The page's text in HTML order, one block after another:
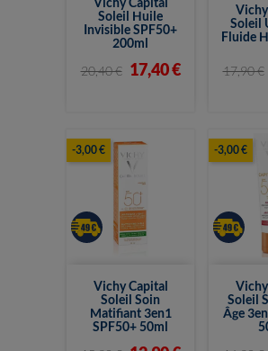
Soleil Huile
Invisible SPF50+
200ml
20,40 € 17,40 €
Soleil
Fluide
17,90 €
Vichy Capital
Soleil Soin
Matifiant 3en1
SPF50+ 50ml
-3,00 €
Soleil
Âge
-3,00 €